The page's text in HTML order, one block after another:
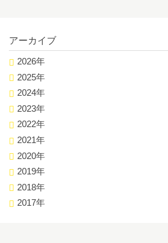
アーカイブ
2026年
2025年
2024年
2023年
2022年
2021年
2020年
2019年
2018年
2017年